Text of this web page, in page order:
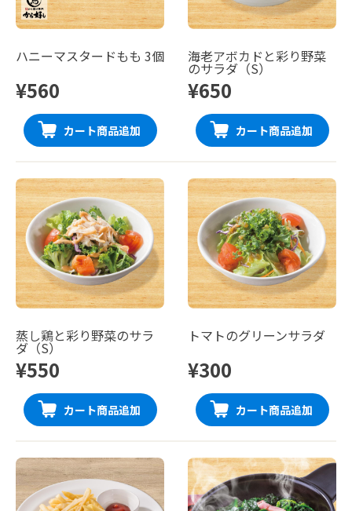
ハニーマスタードもも 3個
¥560
カート商品追加
海老アボカドと彩り野菜
のサラダ（S）
¥650
カート商品追加
蒸し鶏と彩り野菜のサラ
ダ（S）
¥550
カート商品追加
トマトのグリーンサラダ
¥300
カート商品追加